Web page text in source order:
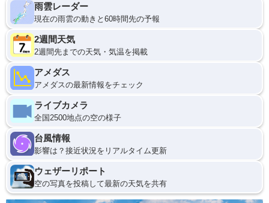
雨雲レーダー
現在の雨雲の動きと60時間先の予報
2週間天気
2週間先までの天気・気温を掲載
アメダス
アメダスの最新情報をチェック
ライブカメラ
全国2500地点の空の様子
台風情報
影響は？接近状況をリアルタイム更新
ウェザーリポート
空の写真を投稿して最新の天気を共有